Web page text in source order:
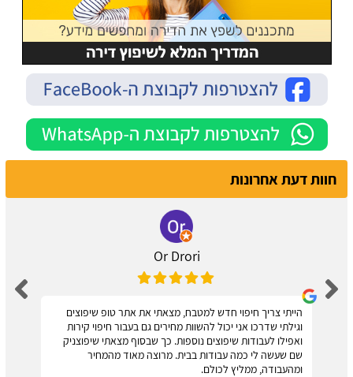
חוות דעת אחרונות
Or Drori
הייתי צריך חיפוי חדש למטבח, מצאתי את אתר טופ שיפוצים
וגילתי שדרכו אני יכול להשוות מחירים גם בעבור חיפוי קירות
ואפילו לעבודות שיפוצים נוספות. כך שבסוף מצאתי שיפוצניק
שם שעשה לי כמה עבודות בבית. מרוצה מאוד מהמחיר
ומהעבודה, ממליץ לכולם.